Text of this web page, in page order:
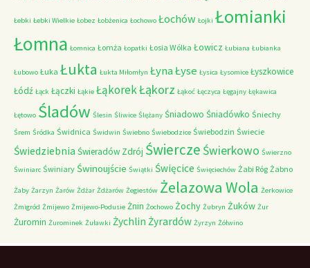
Łebki Łebki Wielkie Łobez Łobżenica Łochowo Łochów Łojki Łomianki
Łomna Łomnica Łomża Łopatki Łosia Wólka Łowicz Łubiana Łubianka
Łubowo Łuka Łukta Łukta Miłomłyn ŁynaŁyse Łysica Łysomice Łyszkowice
Łódź Łąck Łączki Łąkie ŁąkorekŁąkorz Łąkoć Łęczyca Łęgajny Łękawica
Łętowo Śladów Ślesin Śliwice Ślężany Śniadowo Śniadówko Śniechy
Śrem Śródka Świdnica Świdwin Świebno Świebodzice Świebodzin Świecie
Świedziebnia Świeradów Zdrój Świercze Świerkowo Świerzno
Świniarc Świniary Świnoujście Świątki Święcice Święciechów Żabi Róg Żabno
Żaby Żarzyn Żarów Żdżar Żdżarów Żegiestów Żelazowa Wola Żerkowice
Żmigród Żmijewo Żmijewo-Podusie Żnin Żochowo Żochy Żubryn Żuków Żur
Żuromin Żurominek Żuławki Żychlin Żyrardów Żyrzyn Żółwino